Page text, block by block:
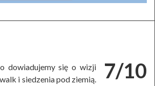
7/10
dowiadujemy się o wizji
i siedzenia pod ziemią.